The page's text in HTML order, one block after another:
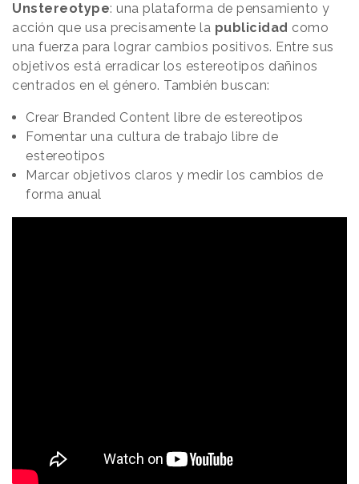
Unstereotype: una plataforma de pensamiento y
acción que usa precisamente la publicidad como
una fuerza para lograr cambios positivos. Entre sus
objetivos está erradicar los estereotipos dañinos
centrados en el género. También buscan:
Crear Branded Content libre de estereotipos
Fomentar una cultura de trabajo libre de
estereotipos
Marcar objetivos claros y medir los cambios de
forma anual